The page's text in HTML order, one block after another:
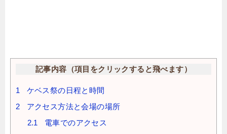
記事内容（項目をクリックすると飛べます）
1 ケベス祭の日程と時間
2 アクセス方法と会場の場所
2.1
電車でのアクセス